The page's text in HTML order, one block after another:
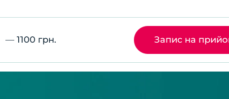
— 1100 грн. Запис на